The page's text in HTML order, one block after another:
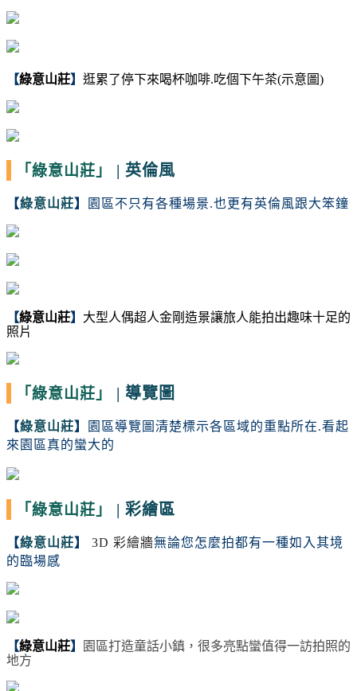
【綠意山莊】 逛累了停下來喝杯咖啡.吃個下午茶(示意圖)
「綠意山莊」 | 英倫風
【綠意山莊】 園區不只有各種場景.也更有英倫風跟大笨鐘
【綠意山莊】 大型人偶超人金剛造景讓旅人能拍出趣味十足的
照片
「綠意山莊」 | 導覽圖
【綠意山莊】
園區導覽圖清楚標示各區域的重點所在.看起
來園區真的蠻大的
「綠意山莊」 | 彩繪區
【綠意山莊】 3D 彩繪牆無論您怎麼拍都有一種如入其境
的臨場感
【綠意山莊】
園區打造童話小鎮，很多亮點蠻值得一訪拍照的
地方